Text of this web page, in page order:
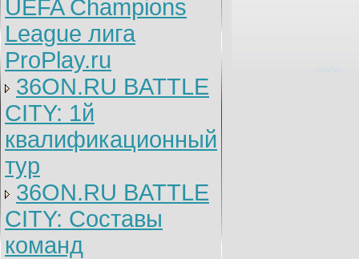
UEFA Champions
League лига
ProPlay.ru
36ON.RU BATTLE
CITY: 1й
квалификационный
тур
36ON.RU BATTLE
CITY: Составы
команд